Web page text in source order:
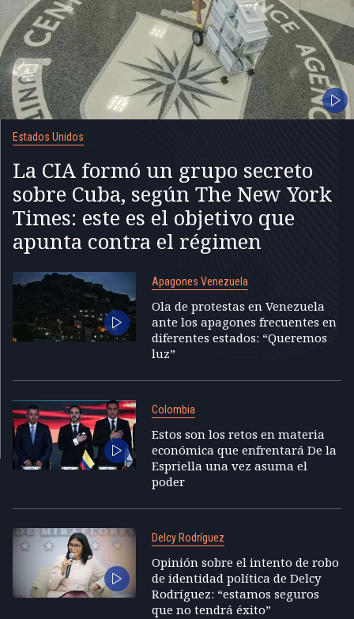
Estados Unidos
La CIA formó un grupo secreto
sobre Cuba, según The New York
Times: este es el objetivo que
apunta contra el régimen
Apagones Venezuela
Ola de protestas en Venezuela
ante los apagones frecuentes en
diferentes estados: “Queremos
luz”
Colombia
Estos son los retos en materia
económica que enfrentará De la
Espriella una vez asuma el
poder
Delcy Rodríguez
Opinión sobre el intento de robo
de identidad política de Delcy
Rodríguez: “estamos seguros
que no tendrá éxito”